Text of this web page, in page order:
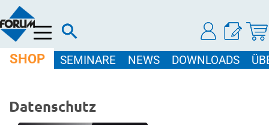
Menü
SHOP SEMINARE NEWS DOWNLOADS
Datenschutz